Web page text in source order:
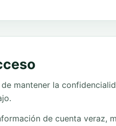
mantener la
de cuenta veraz,